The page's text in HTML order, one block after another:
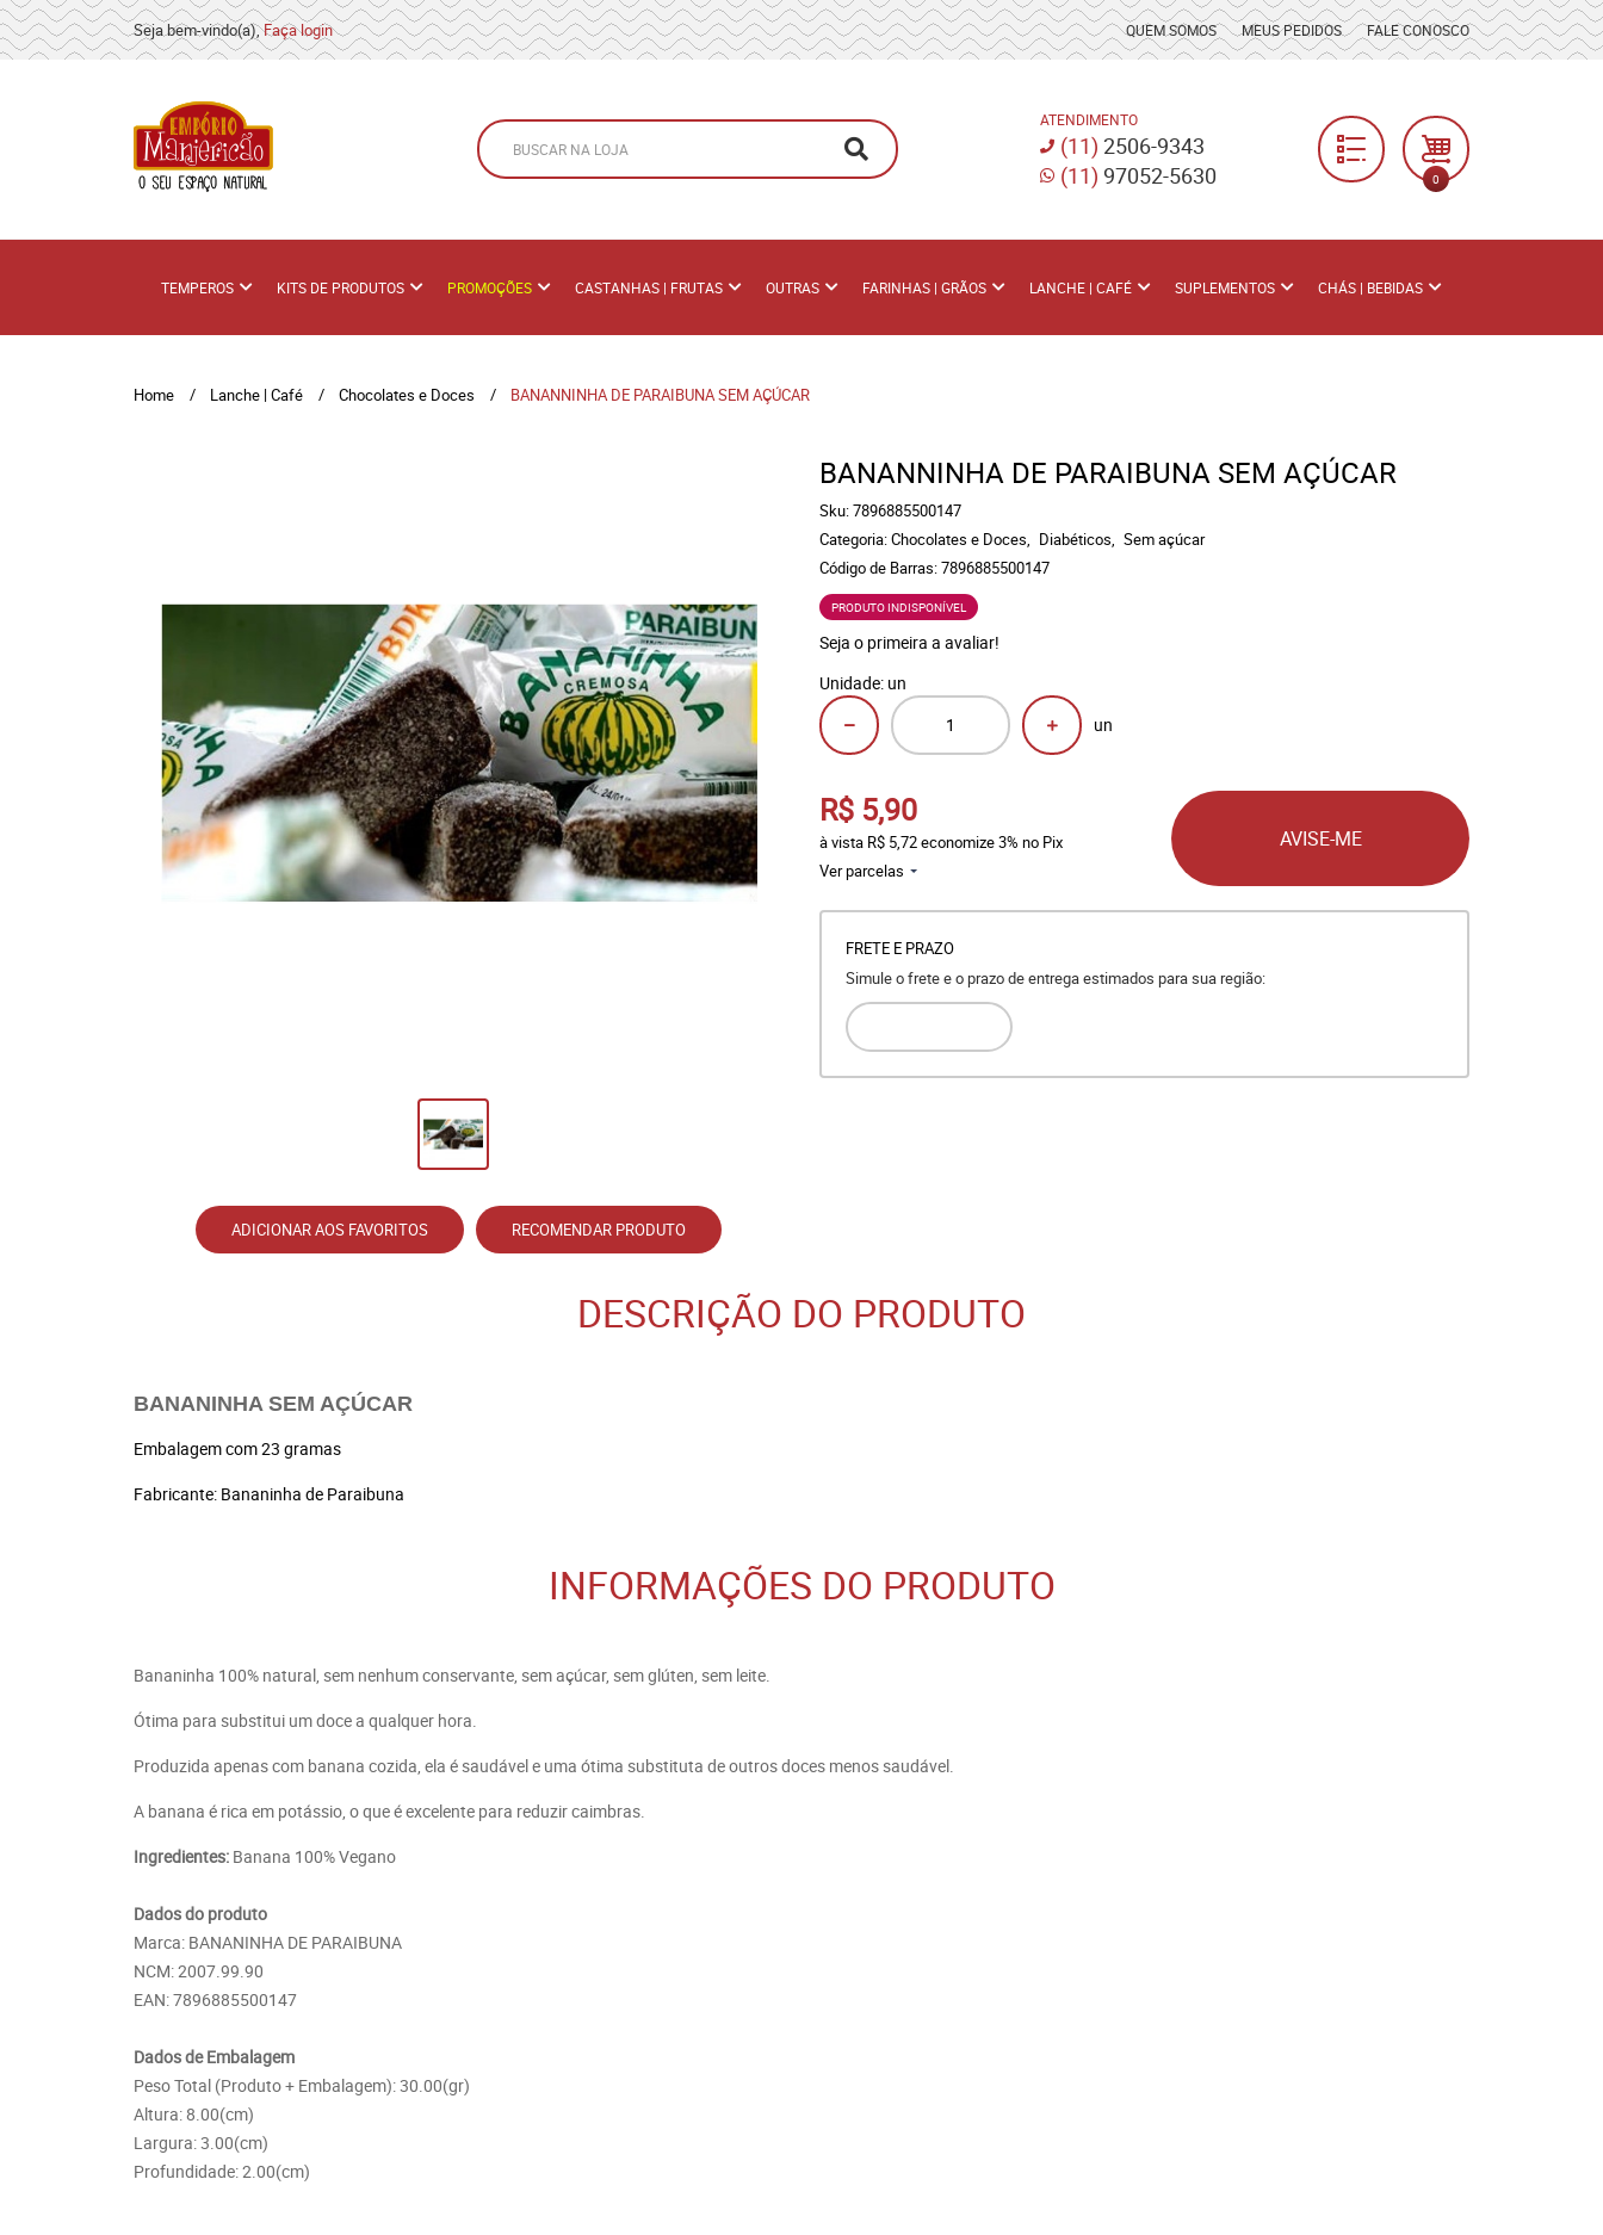
Seja bem-vindo(a),Faça login QUEM SOMOS MEUS PEDIDOS FALE CONOSCO
ATENDIMENTO
(11) 2506-9343
(11) 97052-5630 0
TEMPEROS KITS DE PRODUTOS PROMOÇÕES CASTANHAS | FRUTAS OUTRAS FARINHAS | GRÃOS LANCHE | CAFÉ SUPLEMENTOS CHÁS | BEBIDAS
Home Lanche | Café Chocolates e Doces BANANNINHA DE PARAIBUNA SEM AÇÚCAR
ADICIONAR AOS FAVORITOS RECOMENDAR PRODUTO
BANANNINHA DE PARAIBUNA SEM AÇÚCAR
Sku:7896885500147
Categoria:Chocolates e Doces Diabéticos
Sem açúcar
Código de Barras:7896885500147
PRODUTO INDISPONÍVEL
Seja o primeira a avaliar!
Unidade: un
un
R$ 5,90
à vista R$ 5,72economize3% no Pix
Ver parcelas
AVISE-ME
FRETE E PRAZO
Simule o frete e o prazo de entrega estimados para sua região:
DESCRIÇÃO DO PRODUTO
BANANINHA SEM AÇÚCAR
Embalagem com 23 gramas
Fabricante: Bananinha de Paraibuna
INFORMAÇÕES DO PRODUTO
Bananinha 100% natural, sem nenhum conservante, sem açúcar, sem glúten, sem leite.
Ótima para substitui um doce a qualquer hora.
Produzida apenas com banana cozida, ela é saudável e uma ótima substituta de outros doces menos saudável.
A banana é rica em potássio, o que é excelente para reduzir caimbras.
Ingredientes: Banana 100% Vegano
Dados do produto
Marca: BANANINHA DE PARAIBUNA
NCM: 2007.99.90
EAN: 7896885500147
Dados de Embalagem
Peso Total (Produto + Embalagem): 30.00(gr)
Altura: 8.00(cm)
Largura: 3.00(cm)
Profundidade: 2.00(cm)